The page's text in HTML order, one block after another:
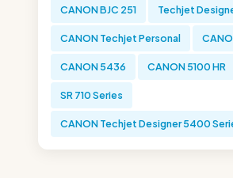
CANON BJC 251 Techjet
CANON Techjet Personal
CANON 5436 CANON 5100 HR
SR 710 Series
CANON Techjet Designer 5400